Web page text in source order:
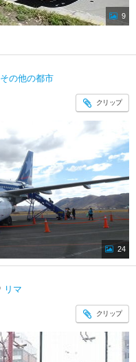
9
その他の都市
クリップ
24
リマ
クリップ